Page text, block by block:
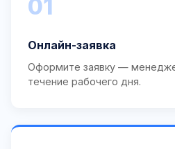
01
Онлайн-заявка
Оформите заявку —
течение рабочего дня.